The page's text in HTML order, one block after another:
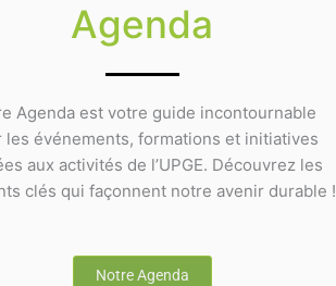
Agenda
Agenda est votre guide incontournable
les événements, formations et initiatives
aux activités de l’UPGE. Découvrez les
clés qui façonnent notre avenir durable !
Notre Agenda